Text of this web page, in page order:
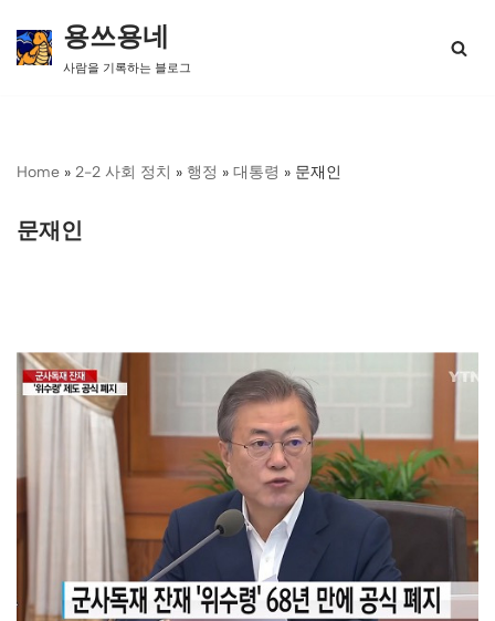
콘
너
용쓰용네
사람을 기록하는 블로그
Home » 2-2 사회 정치 » 행정 » 대통령 » 문재인
문재인